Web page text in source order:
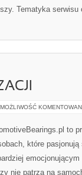
Tematyka
MOŻLIWOŚĆ
to
które
nie patrzą na